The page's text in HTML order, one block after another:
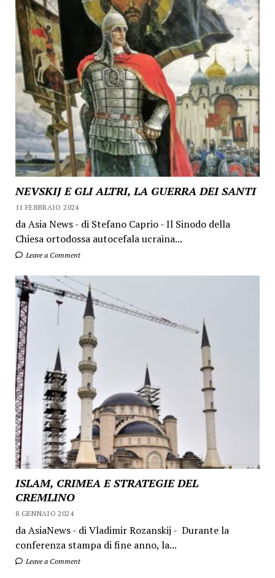
NEVSKIJ E GLI ALTRI, LA GUERRA DEI SANTI
11 FEBBRAIO 2024
da Asia News - di Stefano Caprio - Il Sinodo della
Chiesa ortodossa autocefala ucraina...
Leave a Comment
ISLAM, CRIMEA E STRATEGIE DEL
CREMLINO
8 GENNAIO 2024
da AsiaNews - di Vladimir Rozanskij - Durante la
conferenza stampa di fine anno, la...
Leave a Comment